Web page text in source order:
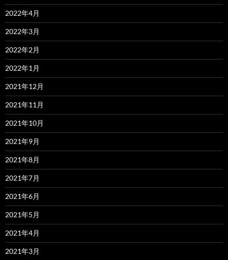
2022年4月
2022年3月
2022年2月
2022年1月
2021年12月
2021年11月
2021年10月
2021年9月
2021年8月
2021年7月
2021年6月
2021年5月
2021年4月
2021年3月